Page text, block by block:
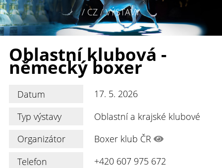
/ CZ / VÝSTAVY
Oblastní klubová -
německý boxer
Datum
17. 5. 2026
Typ výstavy
Oblastní a krajské klubové
Organizátor
Boxer klub ČR
Telefon
+420 607 975 672